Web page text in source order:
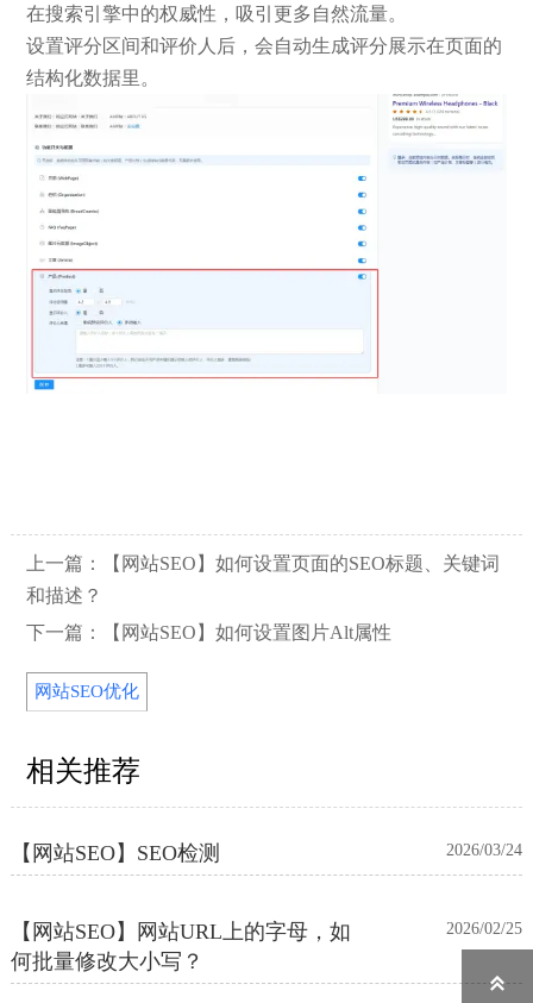
在搜索引擎中的权威性，吸引更多自然流量。
设置评分区间和评价人后，会自动生成评分展示在页面的
结构化数据里。
上一篇：
【网站SEO】如何设置页面的SEO标题、关键词
和描述？
下一篇：
【网站SEO】如何设置图片Alt属性
网站SEO优化
相关推荐
【网站SEO】定时获取资讯
【网站SEO】产品/新闻智能排期发布
【网站SEO】友情链接
何批量修改大小写？
